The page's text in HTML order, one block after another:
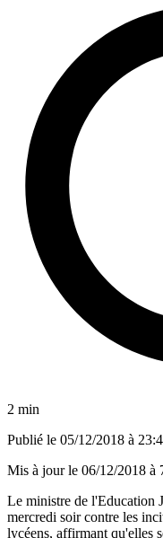
2 min
Publié le 05/12/2018 à
Mis à jour le 06/12/2018 à
Le ministre de l'Education
mercredi soir contre les
lycéens, affirmant qu'elles